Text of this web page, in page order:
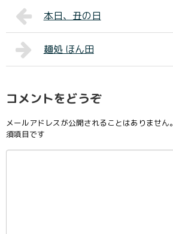
本日、丑の日
麺処 ほん田
コメントをどうぞ
メールアドレスが公開されることはありません。
須項目です